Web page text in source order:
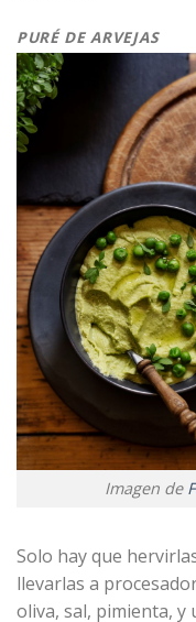
PURÉ DE ARVEJAS
Imagen de
Solo hay que
llevarlas a
oliva, sal, pimienta, y